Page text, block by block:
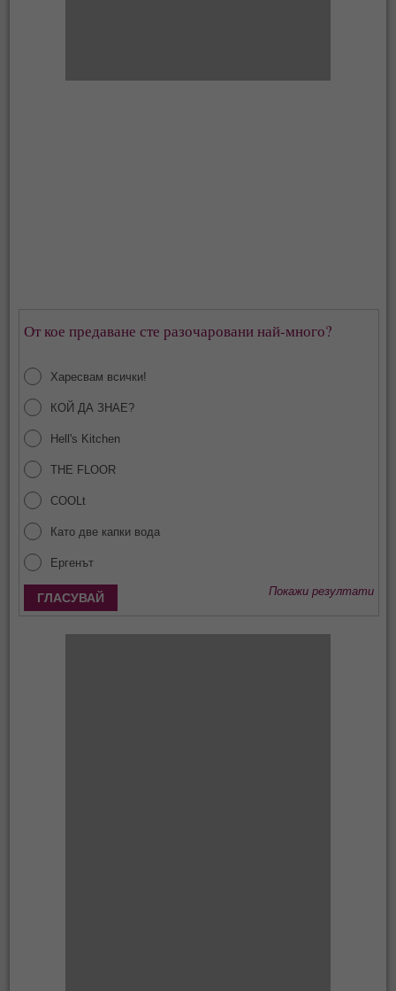
От кое предаване сте разочаровани най-много?
Харесвам всички!
КОЙ ДА ЗНАЕ?
Hell's Kitchen
THE FLOOR
COOLt
Като две капки вода
Ергенът
Покажи резултати